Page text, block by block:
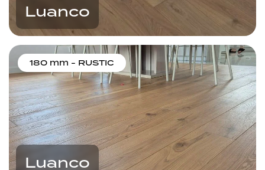
Luanco
180 mm - RUSTIC
Luanco